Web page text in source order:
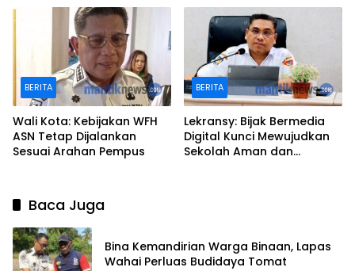
BERITA
Wali Kota: Kebijakan WFH
ASN Tetap Dijalankan
Sesuai Arahan Pempus
BERITA
Lekransy: Bijak Bermedia
Digital Kunci Mewujudkan
Sekolah Aman dan
Baca Juga
Bina Kemandirian Warga Binaan, Lapas
Wahai Perluas Budidaya Tomat